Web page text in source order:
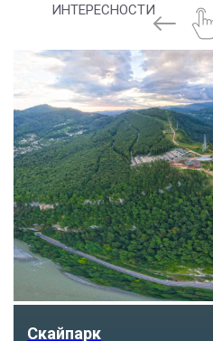
ИНТЕРЕСНОСТИ
Скайпарк